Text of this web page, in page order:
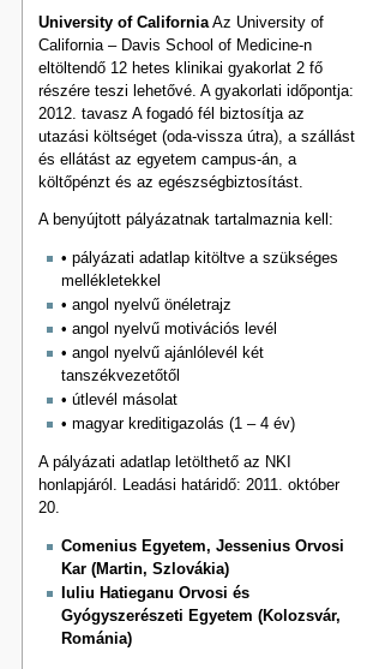
University of CaliforniaAz University of
California – Davis School of Medicine-n
eltöltendő 12 hetes klinikai gyakorlat 2 fő
részére teszi lehetővé. A gyakorlati időpontja:
2012. tavasz A fogadó fél biztosítja az
utazási költséget (oda-vissza útra), a szállást
és ellátást az egyetem campus-án, a
költőpénzt és az egészségbiztosítást.
A benyújtott pályázatnak tartalmaznia kell:
• pályázati adatlap kitöltve a szükséges
mellékletekkel
• angol nyelvű önéletrajz
• angol nyelvű motivációs levél
• angol nyelvű ajánlólevél két
tanszékvezetőtől
• útlevél másolat
• magyar kreditigazolás (1 – 4 év)
A pályázati adatlap letölthető az NKI
honlapjáról. Leadási határidő: 2011. október
20.
Comenius Egyetem, Jessenius Orvosi
Kar (Martin, Szlovákia)
Iuliu Hatieganu Orvosi és
Gyógyszerészeti Egyetem (Kolozsvár,
Románia)